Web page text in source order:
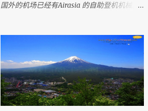
国外的机场已经有Airasia 的自助登机机械。
是要多给额外的手续费 。 所以 ， 记得在去机
场前在家里自己做自助登机 。 要怎样做？？
今天我就来教教大家 请记住，你可以在起飞
时间前四小时网上办理登机手续 。四小时后
，就需要到机场自助登机机械办理登机手续。
国内航班如吉隆坡，古晋，哥打京那巴鲁，柔